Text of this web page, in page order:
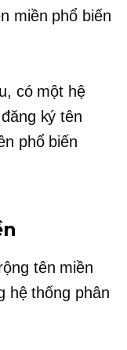
miền phổ biến
có một hệ
ký tên
phổ biến
tên miền
hệ thống phân